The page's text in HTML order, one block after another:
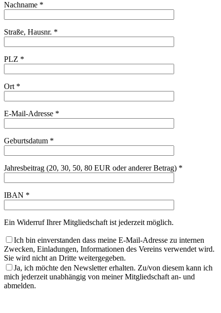
Nachname *
Straße, Hausnr. *
PLZ *
Ort *
E-Mail-Adresse *
Geburtsdatum *
Jahresbeitrag (20, 30, 50, 80 EUR oder anderer Betrag) *
IBAN *
Ein Widerruf Ihrer Mitgliedschaft ist jederzeit möglich.
Ich bin einverstanden dass meine E-Mail-Adresse zu internen
Zwecken, Einladungen, Informationen des Vereins verwendet wird.
Sie wird nicht an Dritte weitergegeben.
Ja, ich möchte den Newsletter erhalten. Zu/von diesem kann ich
mich jederzeit unabhängig von meiner Mitgliedschaft an- und
abmelden.